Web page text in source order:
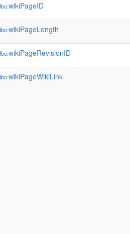
wikiPageID
wikiPageLength
wikiPageRevisionID
wikiPageWikiLink